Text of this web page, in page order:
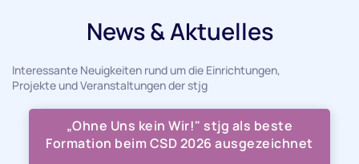
News & Aktuelles
Interessante Neuigkeiten rund um die Einrichtungen,
Projekte und Veranstaltungen der stjg
„Ohne Uns kein Wir!" stjg als beste
Formation beim CSD 2026 ausgezeichnet